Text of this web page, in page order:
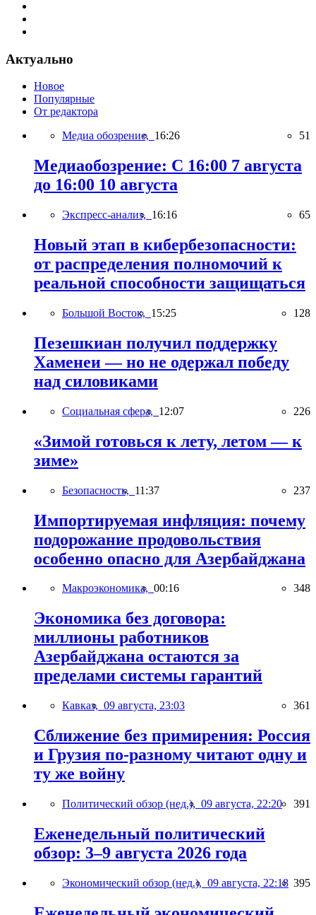
Актуально
Новое
Популярные
От редактора
Медиа обозрение, 16:26 51
Медиаобозрение: С 16:00 7 августа
до 16:00 10 августа
Экспресс-анализ, 16:16 65
Новый этап в кибербезопасности:
от распределения полномочий к
реальной способности защищаться
Большой Восток, 15:25 128
Пезешкиан получил поддержку
Хаменеи — но не одержал победу
над силовиками
Социальная сфера, 12:07 226
«Зимой готовься к лету, летом — к
зиме»
Безопасность, 11:37 237
Импортируемая инфляция: почему
подорожание продовольствия
особенно опасно для Азербайджана
Макроэкономика, 00:16 348
Экономика без договора:
миллионы работников
Азербайджана остаются за
пределами системы гарантий
Кавказ, 09 августа, 23:03 361
Сближение без примирения: Россия
и Грузия по-разному читают одну и
ту же войну
Политический обзор (нед.), 09 августа, 22:20 391
Еженедельный политический
обзор: 3–9 августа 2026 года
Экономический обзор (нед.), 09 августа, 22:18 395